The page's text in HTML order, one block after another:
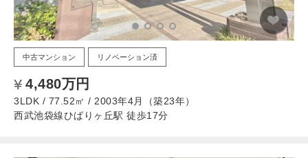
中古マンション リノベーション済
4,480万円
3LDK / 77.52㎡ / 2003年4月（築23年）
西武池袋線ひばりヶ丘駅 徒歩17分